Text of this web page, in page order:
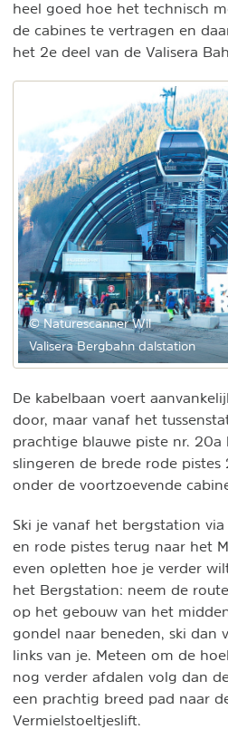
heel goed hoe het technisch
de cabines te vertragen en
het 2e deel van de Valisera
© Naturescanner Wil
Valisera Bergbahn dalstation
De kabelbaan voert
door, maar vanaf het
prachtige blauwe piste nr. 20a
slingeren de brede rode pistes
onder de voortzoevende
Ski je vanaf het bergstation
en rode pistes terug naar het
even opletten hoe je verder
het Bergstation: neem de
op het gebouw van het
gondel naar beneden, ski dan
links van je. Meteen om de
nog verder afdalen volg dan
een prachtig breed pad naar
Vermielstoeltjeslift.